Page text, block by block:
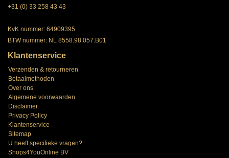
+31 (0) 33 258 43 43
KvK nummer: 64909395
BTW nummer: NL 8558.98.057.B01
Klantenservice
Verzenden & retourneren
Betaalmethoden
Over ons
Algemene voorwaarden
Disclaimer
Privacy Policy
Klantenservice
Sitemap
U heeft specifieke vragen?
Shops4YouOnline BV